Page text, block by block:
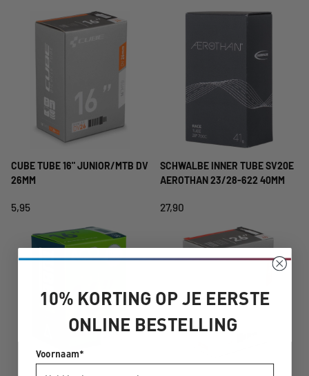
CUBE TUBE 16" JUNIOR/MTB DV
26MM
5,95
SCHWALBE INNER TUBE SV20E
AEROTHAN 23/28-622 40MM
27,90
10% KORTING OP JE EERSTE
ONLINE BESTELLING
Voornaam*